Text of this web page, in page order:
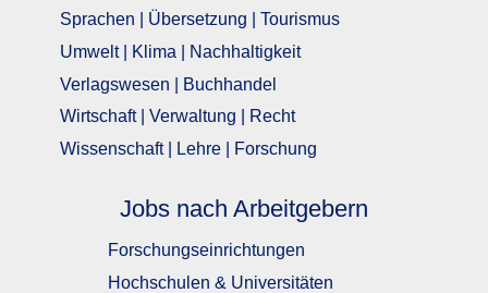
Sprachen | Übersetzung | Tourismus
Umwelt | Klima | Nachhaltigkeit
Verlagswesen | Buchhandel
Wirtschaft | Verwaltung | Recht
Wissenschaft | Lehre | Forschung
Jobs nach Arbeitgebern
Forschungseinrichtungen
Hochschulen & Universitäten